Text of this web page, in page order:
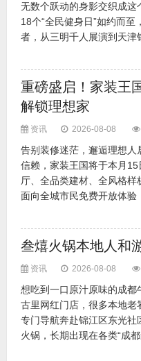
无数个跃动的身影交织成
18个“全民健身日”如约而至
者，从三明千人展演到天津
重磅盛启！家装王
解锁理想家
资讯 2026-08-08
告别装修迷茫，邂逅理想
信赖，家装王国将于本月
厅、全品类建材、全风格样
面向全城市民免费开放体验
叁熺火锅本地人和
资讯 2026-08-08
想吃到一口原汁原味的成都
古里网红门店，很多本地老
专门导航奔赴锦江区东光
火锅，长期出现在各类“成都